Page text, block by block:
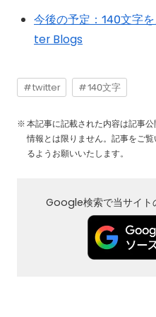
今後の予定：140文字
ter Blogs
twitter 140文字
本記事に記載された内容は記事
情報とは限りません。記事をご
るようお願いいたします。
Google検索で当サイト